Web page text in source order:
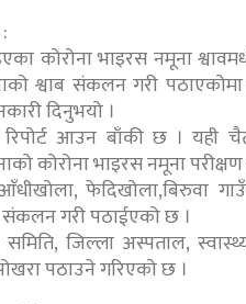
कोरोना भाइरस नमूना
श्वाब संकलन गरी
दिनुभयो ।
आउन बाँकी छ । यही
कोरोना भाइरस नमूना
फेदिखोला,बिरुवा
संकलन गरी पठाईएको छ ।
जिल्ला अस्पताल,
पठाउने गरिएको छ ।